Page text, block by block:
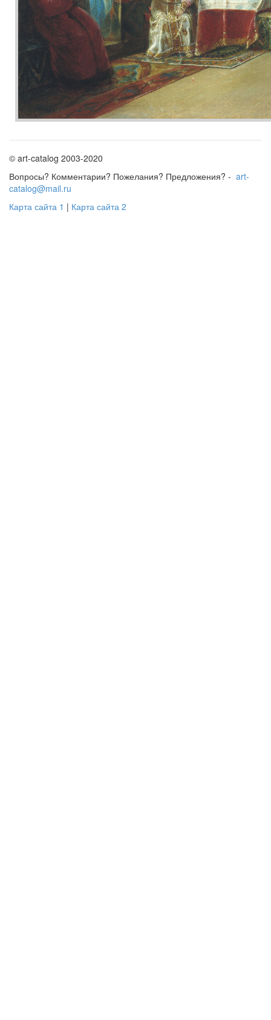
© art-catalog 2003-2020
Вопросы? Комментарии? Пожелания? Предложения? - art-
catalog@mail.ru
Карта сайта 1 | Карта сайта 2